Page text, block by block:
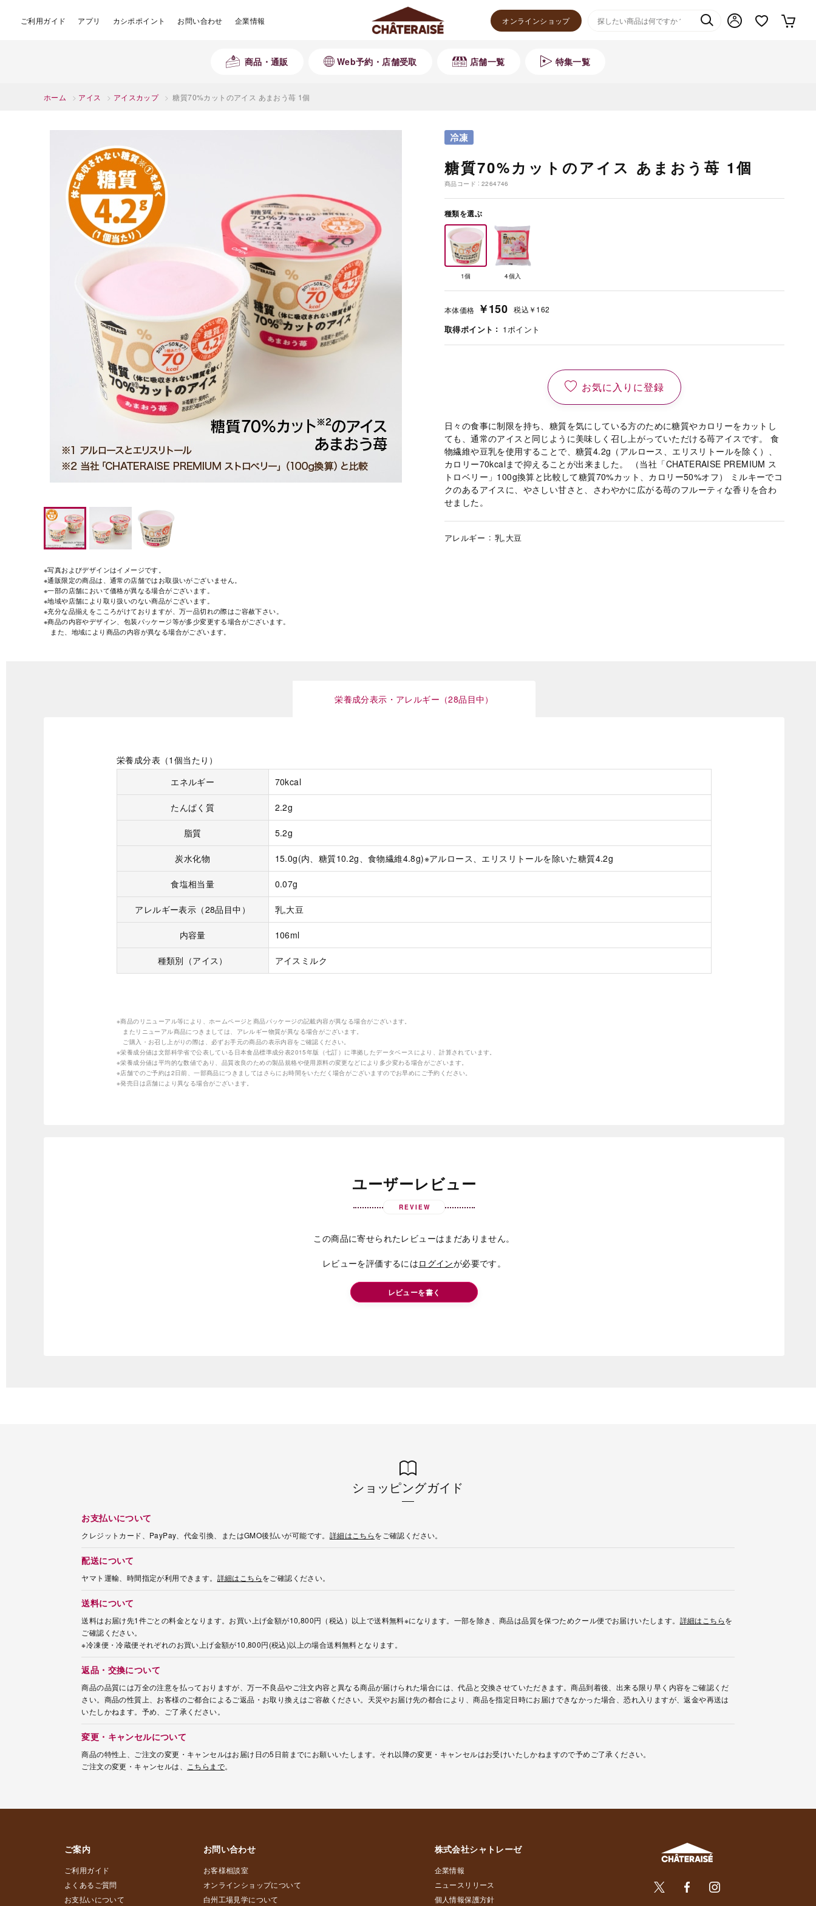
ご利用ガイド アプリ カシポポイント お問い合わせ 企業情報 オンラインショップ
商品・通販 Web予約・店舗受取 店舗一覧 特集一覧
ホーム > アイス > アイスカップ > 糖質70%カットのアイス あまおう苺 1個
※写真およびデザインはイメージです。
※通販限定の商品は、通常の店舗ではお取扱いがございません。
※一部の店舗において価格が異なる場合がございます。
※地域や店舗により取り扱いのない商品がございます。
※充分な品揃えをこころがけておりますが、万一品切れの際はご容赦下さい。
※商品の内容やデザイン、包装パッケージ等が多少変更する場合がございます。
また、地域により商品の内容が異なる場合がございます。
糖質70%カットのアイス あまおう苺 1個
商品コード 2264746
種類を選ぶ
1個 4個入
本体価格 ￥150 税込 ￥162
取得ポイント 1ポイント
お気に入りに登録
日々の食事に制限を持ち、糖質を気にしている方のために糖質やカロリーをカットし
ても、通常のアイスと同じように美味しく召し上がっていただける苺アイスです。 食
物繊維や豆乳を使用することで、糖質4.2g（アルロース、エリスリトールを除く）、
カロリー70kcalまで抑えることが出来ました。 （当社「CHATERAISE PREMIUM ス
トロベリー」100g換算と比較して糖質70%カット、カロリー50%オフ） ミルキーでコ
クのあるアイスに、やさしい甘さと、さわやかに広がる苺のフルーティな香りを合わ
せました。
アレルギー 乳,大豆
栄養成分表示・アレルギー（28品目中）
栄養成分表（1個当たり）
エネルギー
70kcal
たんぱく質 2.2g
脂質 5.2g
炭水化物 15.0g(内、糖質10.2g、食物繊維4.8g)※アルロース、エリスリトールを除いた糖質4.2g
食塩相当量 0.07g
アレルギー表示（28品目中） 乳,大豆
内容量 106ml
種類別（アイス） アイスミルク
※商品のリニューアル等により、ホームページと商品パッケージの記載内容が異なる場合がございます。
またリニューアル商品につきましては、アレルギー物質が異なる場合がございます。
ご購入・お召し上がりの際は、必ずお手元の商品の表示内容をご確認ください。
※栄養成分値は文部科学省で公表している日本食品標準成分表2015年版（七訂）に準拠したデータベースにより、計算されています。
※栄養成分値は平均的な数値であり、品質改良のための製品規格や使用原料の変更などにより多少変わる場合がございます。
※店舗でのご予約は2日前、一部商品につきましてはさらにお時間をいただく場合がございますのでお早めにご予約ください。
※発売日は店舗により異なる場合がございます。
ユーザーレビュー
REVIEW
この商品に寄せられたレビューはまだありません。
レビューを評価するにはログインが必要です。
レビューを書く
ショッピングガイド
お支払いについて
クレジットカード、PayPay、代金引換、またはGMO後払いが可能です。 詳細はこちらをご確認ください。
配送について
ヤマト運輸、時間指定が利用できます。 詳細はこちらをご確認ください。
送料について
送料はお届け先1件ごとの料金となります。お買い上げ金額が10,800円（税込）以上で送料無料※になります。一部を除き、商品は品質を保つためクール便でお届けいたします。 詳細はこちらを
ご確認ください。
※冷凍便・冷蔵便それぞれのお買い上げ金額が10,800円(税込)以上の場合送料無料となります。
返品・交換について
商品の品質には万全の注意を払っておりますが、万一不良品やご注文内容と異なる商品が届けられた場合には、代品と交換させていただきます。商品到着後、出来る限り早く内容をご確認くだ
さい。商品の性質上、お客様のご都合によるご返品・お取り換えはご容赦ください。天災やお届け先の都合により、商品を指定日時にお届けできなかった場合、恐れ入りますが、返金や再送は
いたしかねます。予め、ご了承ください。
変更・キャンセルについて
商品の特性上、ご注文の変更・キャンセルはお届け日の5日前までにお願いいたします。それ以降の変更・キャンセルはお受けいたしかねますので予めご了承ください。
ご注文の変更・キャンセルは、
こちらまで。
ご案内
ご利用ガイド
よくあるご質問
お支払いについて
お問い合わせ
お客様相談室
オンラインショップについて
白州工場見学について
株式会社シャトレーゼ
企業情報
ニュースリリース
個人情報保護方針